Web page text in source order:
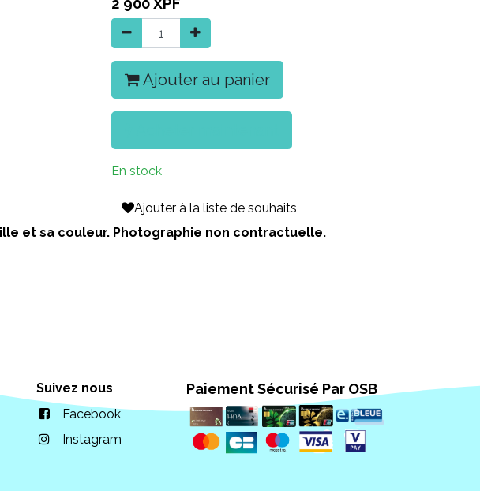
Ajouter au panier
En stock
Ajouter à la liste de souhaits
et sa couleur. Photographie non contractuelle.
Suivez nous
Facebook
Instagram
Paiement Sécurisé Par OSB